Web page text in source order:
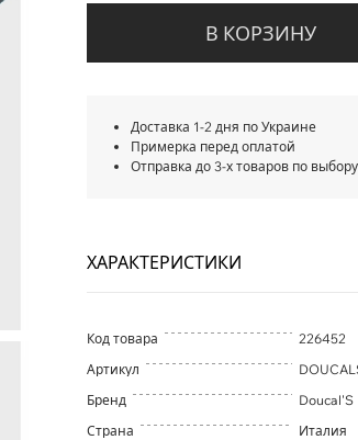
В КОРЗИНУ
Доставка 1-2 дня по Украине
Примерка перед оплатой
Отправка до 3-х товаров по выбору
ХАРАКТЕРИСТИКИ
Код товара
226452
Артикул
Бренд
Doucal'S
Страна
Италия